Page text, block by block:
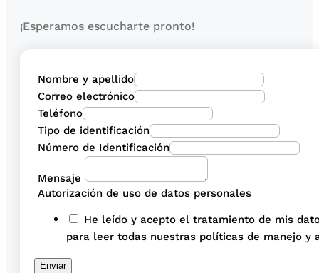
¡Esperamos escucharte pronto!
Nombre y apellido
Correo electrónico
Teléfono
Tipo de identificación
Número de Identificación
Mensaje
Autorización de uso de datos personales
He leído y acepto el tratamiento de mis
para leer todas nuestras políticas de manejo y
Enviar